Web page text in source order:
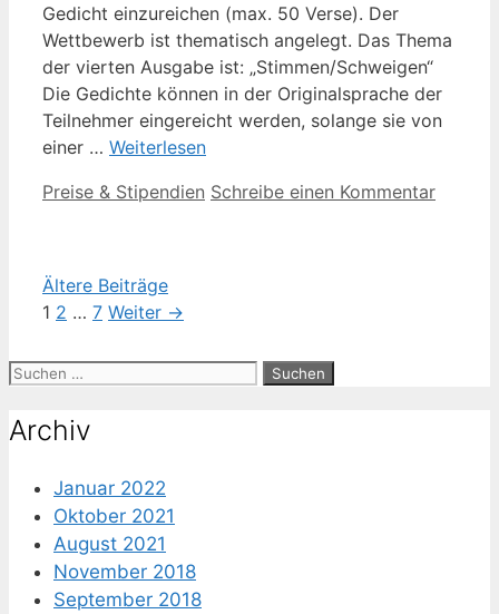
Gedicht einzureichen (max. 50 Verse). Der
Wettbewerb ist thematisch angelegt. Das Thema
der vierten Ausgabe ist: „Stimmen/Schweigen“
Die Gedichte können in der Originalsprache der
Teilnehmer eingereicht werden, solange sie von
einer … Weiterlesen
Kategorien
Preise & Stipendien Schreibe einen Kommentar
Ältere Beiträge
Seite
1 Seite
2 … Seite
7 Weiter →
Suche
Archiv
Januar 2022
Oktober 2021
August 2021
November 2018
September 2018